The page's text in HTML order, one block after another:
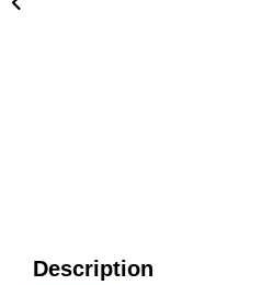
Description